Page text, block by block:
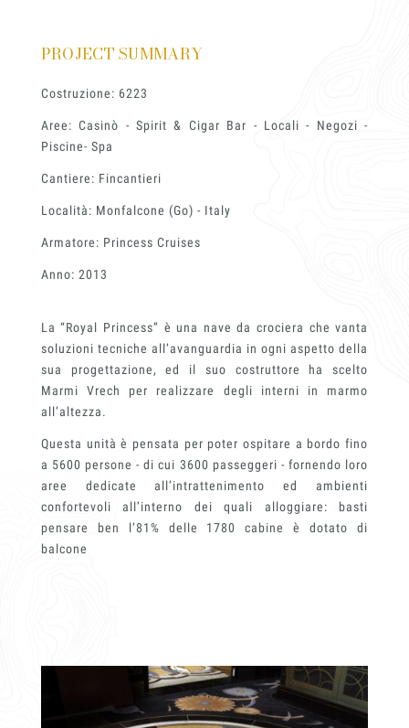
Marmi Vrech
Materiali
Finiture
Magazine
Chi siamo
Lavora con Noi
Contatti
PROJECT SUMMARY
Costruzione: 6223
Aree: Casinò - Spirit & Cigar Bar - Locali - Negozi -
Piscine- Spa
Cantiere: Fincantieri
Località: Monfalcone (Go) - Italy
Armatore: Princess Cruises
Anno: 2013
La “Royal Princess” è una nave da crociera che vanta
soluzioni tecniche all’avanguardia in ogni aspetto della
sua progettazione, ed il suo costruttore ha scelto
Marmi Vrech per realizzare degli interni in marmo
all’altezza.
Questa unità è pensata per poter ospitare a bordo fino
a 5600 persone - di cui 3600 passeggeri - fornendo loro
aree dedicate all’intrattenimento ed ambienti
confortevoli all’interno dei quali alloggiare: basti
pensare ben l’81% delle 1780 cabine è dotato di
balcone
naturali da utilizzare nel prossimo